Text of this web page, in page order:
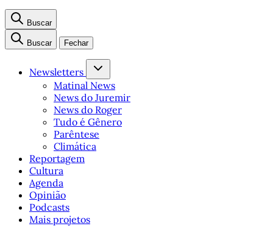
Buscar
Buscar Fechar
Newsletters
Matinal News
News do Juremir
News do Roger
Tudo é Gênero
Parêntese
Climática
Reportagem
Cultura
Agenda
Opinião
Podcasts
Mais projetos